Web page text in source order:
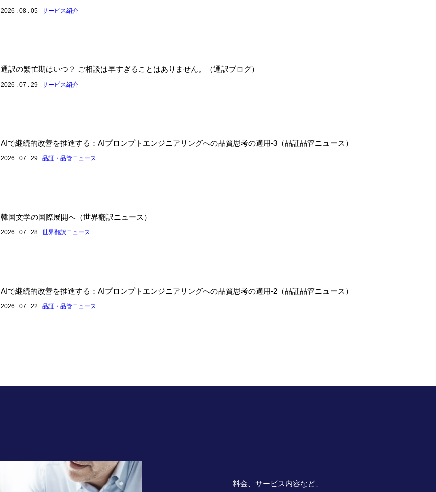
2026 . 08 . 05 サービス紹介
通訳の繁忙期はいつ？ ご相談は早すぎることはありません。（通訳ブログ）
2026 . 07 . 29 サービス紹介
AIで継続的改善を推進する：AIプロンプトエンジニアリングへの品質思考の適用-3（品証品管ニュース）
2026 . 07 . 29 品証・品管ニュース
韓国文学の国際展開へ（世界翻訳ニュース）
2026 . 07 . 28 世界翻訳ニュース
AIで継続的改善を推進する：AIプロンプトエンジニアリングへの品質思考の適用-2（品証品管ニュース）
2026 . 07 . 22 品証・品管ニュース
料金、サービス内容など、